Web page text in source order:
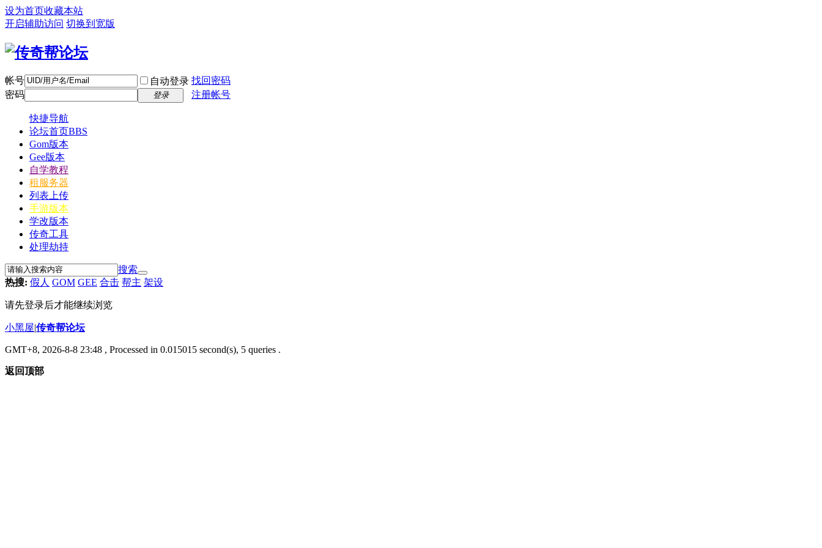
设为首页收藏本站
开启辅助访问 切换到宽版
帐号 自动登录 找回密码
密码
登录 注册帐号
快捷导航
论坛首页BBS
Gom版本
Gee版本
自学教程
租服务器
列表上传
手游版本
学改版本
传奇工具
处理劫持
搜索
热搜: 假人 GOM GEE 合击 帮主 架设
请先登录后才能继续浏览
小黑屋|传奇帮论坛
GMT+8, 2026-8-8 23:48 , Processed in 0.015015 second(s), 5 queries .
返回顶部